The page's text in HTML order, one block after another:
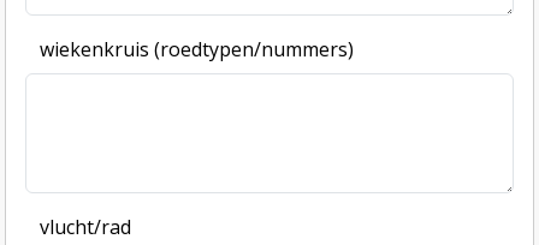
wiekenkruis (roedtypen/nummers)
vlucht/rad